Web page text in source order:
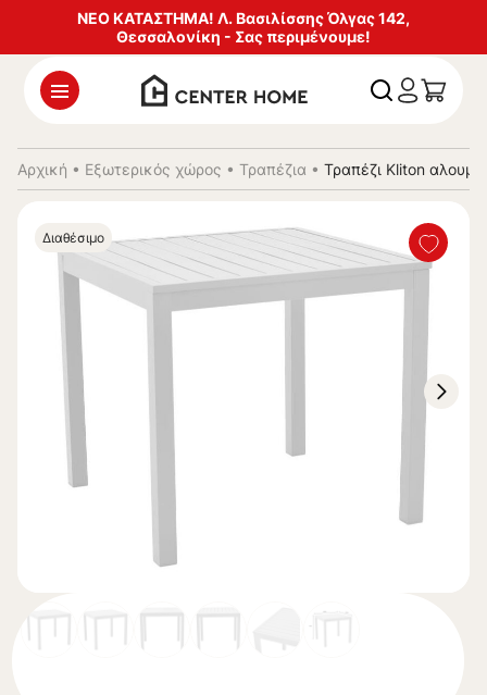
ΝΕΟ ΚΑΤΑΣΤΗΜΑ! Λ. Βασιλίσσης Όλγας 142,
Θεσσαλονίκη - Σας περιμένουμε!
Αρχική • Εξωτερικός χώρος • Τραπέζια • Τραπέζι Kliton
Διαθέσιμο